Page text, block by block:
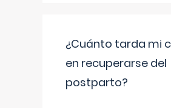
¿Cuánto tarda mi
en recuperarse del
postparto?